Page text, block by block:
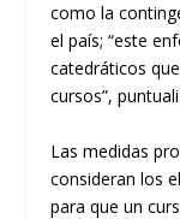
como la
el país; “este
catedráticos
cursos”,
Las medidas
consideran los
para que un